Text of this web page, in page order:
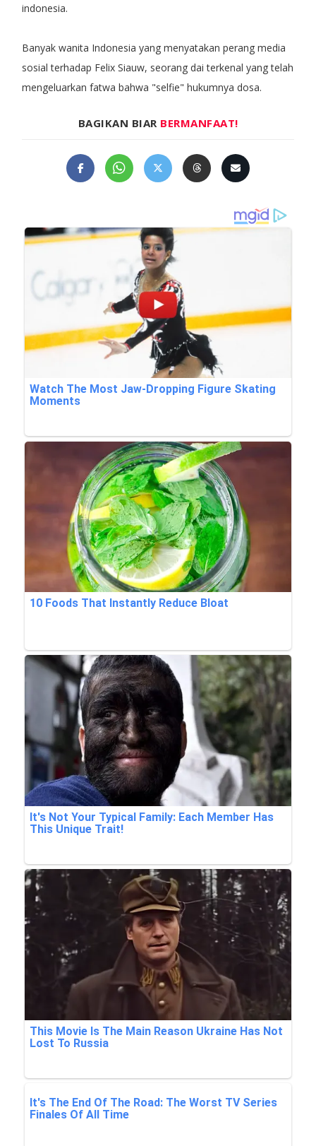
indonesia.
Banyak wanita Indonesia yang menyatakan perang media
sosial terhadap Felix Siauw, seorang dai terkenal yang telah
mengeluarkan fatwa bahwa "selfie" hukumnya dosa.
BAGIKAN BIAR BERMANFAAT!